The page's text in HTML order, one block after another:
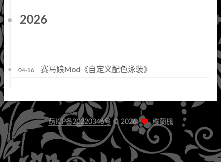
2026
04-16 赛马娘Mod《自定义配色泳装》
萌ICP备20220346号 © 2026 楪蘭楓